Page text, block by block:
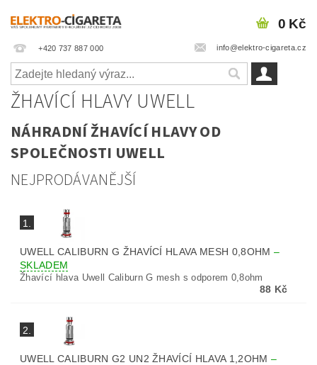
+420 737 887 000 info@elektro-cigareta.cz
0 Kč
ŽHAVÍCÍ HLAVY UWELL
NÁHRADNÍ ŽHAVÍCÍ HLAVY OD
SPOLEČNOSTI UWELL
NEJPRODÁVANĚJŠÍ
1.
UWELL CALIBURN G ŽHAVÍCÍ HLAVA MESH 0,8OHM –
SKLADEM
Žhavící hlava Uwell Caliburn G mesh s odporem 0,8ohm
88 Kč
2.
UWELL CALIBURN G2 UN2 ŽHAVÍCÍ HLAVA 1,2OHM –